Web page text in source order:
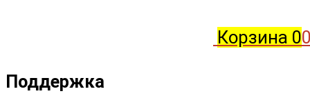
Корзина 0
Поддержка